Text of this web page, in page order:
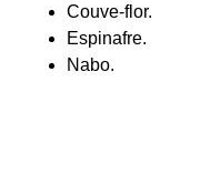
Couve-flor.
Espinafre.
Nabo.